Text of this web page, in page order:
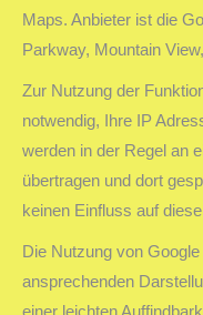
Maps. Anbieter ist die
Parkway, Mountain
Zur Nutzung der
notwendig, Ihre IP
werden in der Regel an
übertragen und dort
keinen Einfluss auf
Die Nutzung von
ansprechenden
einer leichten